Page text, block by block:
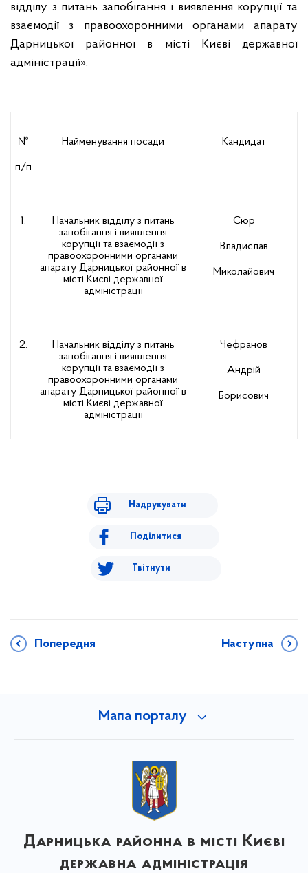
відділу з питань запобігання і виявлення корупції та
взаємодії з правоохоронними органами апарату
Дарницької районної в місті Києві державної
адміністрації».
№
п/п
Найменування посади Кандидат
1.
Начальник відділу з питань
запобігання і виявлення
корупції та взаємодії з
правоохоронними органами
апарату Дарницької районної в
місті Києві державної
адміністрації
Сюр
Владислав
Миколайович
2.
Начальник відділу з питань
запобігання і виявлення
корупції та взаємодії з
правоохоронними органами
апарату Дарницької районної в
місті Києві державної
адміністрації
Чефранов
Андрій
Борисович
Надрукувати
Поділитися
Твітнути
Попередня Наступна
Мапа порталу
Дарницька районна в місті Києві
державна адміністрація